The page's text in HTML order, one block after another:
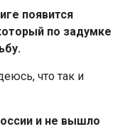
появится
по задумке
что так и
и не вышло